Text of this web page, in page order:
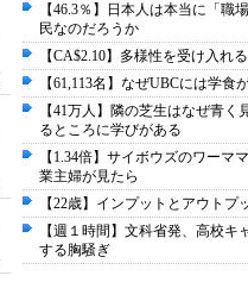
【46.3％】日本人は本当に「職
民なのだろうか
【CA$2.10】多様性を受け入れ
【61,113名】なぜUBCには学食
【41万人】隣の芝生はなぜ青く
るところに学びがある
【1.34倍】サイボウズのワーマ
業主婦が見たら
【22歳】インプットとアウトプ
【週１時間】文科省発、高校キ
する胸騒ぎ